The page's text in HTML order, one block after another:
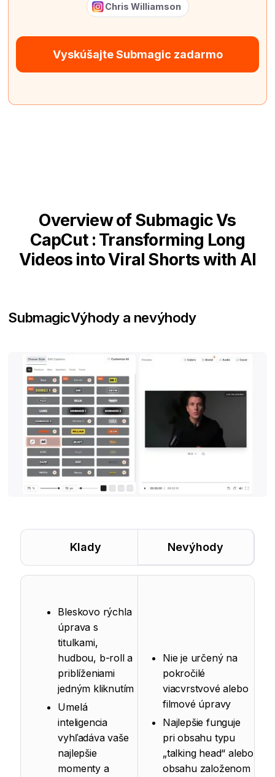
Chris Williamson
Vyskúšajte Submagic zadarmo
Overview of Submagic Vs
CapCut : Transforming Long
Videos into Viral Shorts with AI
SubmagicVýhody a nevýhody
Klady Nevýhody
Bleskovo rýchla
úprava s
titulkami,
hudbou, b-roll a
priblíženiami
jedným kliknutím
Umelá
inteligencia
vyhľadáva vaše
najlepšie
momenty a
Nie je určený na
pokročilé
viacvrstvové alebo
filmové úpravy
Najlepšie funguje
pri obsahu typu
„talking head“ alebo
obsahu založenom